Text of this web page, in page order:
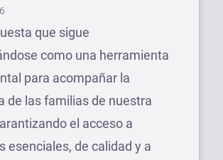
que sigue
como una herramienta
para acompañar la
de las familias de nuestra
el acceso a
esenciales, de calidad y a